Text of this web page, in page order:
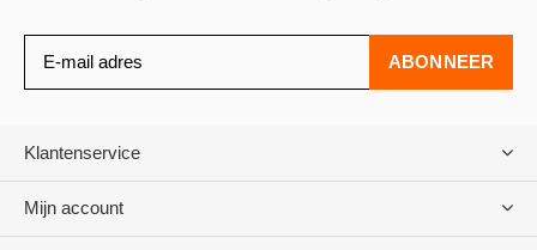
ABONNEER
Klantenservice
Mijn account